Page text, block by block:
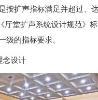
按扩声指标满足并超过、
厅堂扩声系统设计规范》
级的指标要求。
念设计